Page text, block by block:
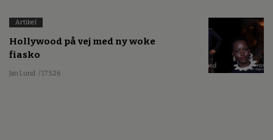
Artikel
Hollywood på vej med ny woke
fiasko
Jan Lund / 17.5.26